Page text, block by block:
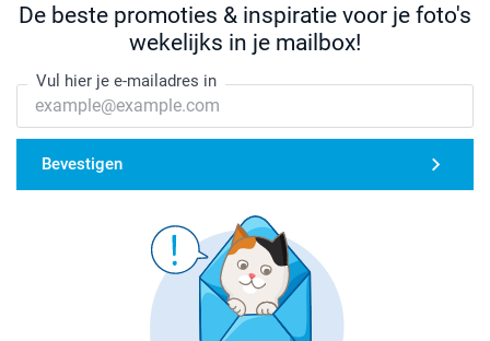
De beste promoties & inspiratie voor je foto's
wekelijks in je mailbox!
Vul hier je e-mailadres in
Bevestigen